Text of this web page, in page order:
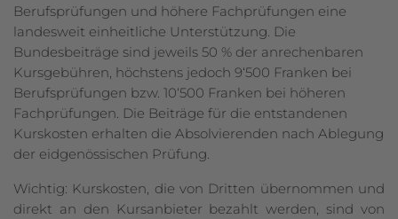
Berufsprüfungen und höhere Fachprüfungen eine
landesweit ein­heit­liche Unterstützung. Die
Bundesbeiträge sind jeweils 50 % der anrechen­baren
Kurs­­gebühren, höchstens jedoch 9‘500 Franken bei
Berufs­prü­fungen bzw. 10‘500 Franken bei höheren
Fachprüfungen. Die Beiträge für die ent­standenen
Kurs­­kosten erhalten die Absolvierenden nach Ablegung
der eid­genössischen Prüfung.
Wichtig: Kurskosten, die von Dritten übernommen und
direkt an den Kursanbieter bezahlt werden, sind von